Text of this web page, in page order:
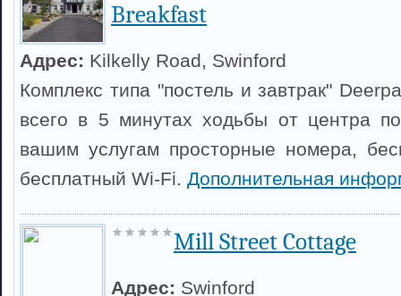
Breakfast
Адрес: Kilkelly Road, Swinford
Комплекс типа "постель и завтрак"
всего в 5 минутах ходьбы от центра
вашим услугам просторные номера,
бесплатный Wi-Fi. Дополнительная
Mill Street Cottage
Адрес: Swinford